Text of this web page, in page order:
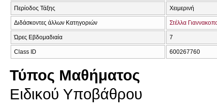
Περίοδος Τάξης Χειμερινή
Διδάσκοντες άλλων Κατηγοριών Στέλλα
Ώρες Εβδομαδιαία 7
Class ID 600267760
Τύπος Μαθήματος
Ειδικού Υποβάθρου